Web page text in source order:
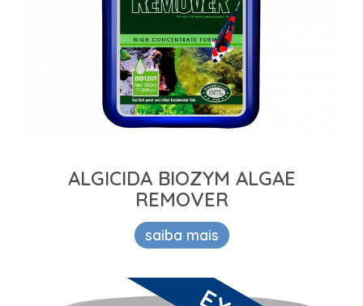
ALGICIDA BIOZYM ALGAE
REMOVER
saiba mais